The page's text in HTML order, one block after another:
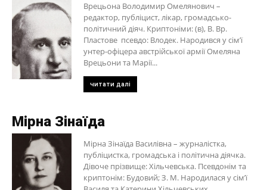
Врецьона Володимир Омелянович –
редактор, публіцист, лікар, громадсько-
політичний діяч. Криптоніми: (в), В. Вр.
Пластове псевдо: Влодек. Народився у сім’ї
унтер-офіцера австрійської армії Омеляна
Врецьони та Марії...
читати далі
Мірна Зінаїда
Мірна Зінаїда Василівна – журналістка,
публіцистка, громадська і політична діячка.
Дівоче прізвище: Хільчевська. Псевдонім та
криптонім: Будовий; З. М. Народилася у сім’ї